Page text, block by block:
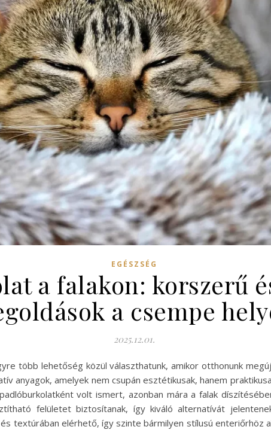
EGÉSZSÉG
a falakon: korszerű
a csempe
2025.12.01.
több lehetőség közül választhatunk, amikor otthonunk
anyagok, amelyek nem csupán esztétikusak, hanem
volt ismert, azonban mára a falak
felületet biztosítanak, így kiváló alternatívát
textúrában elérhető, így szinte bármilyen stílusú enteriőrhöz